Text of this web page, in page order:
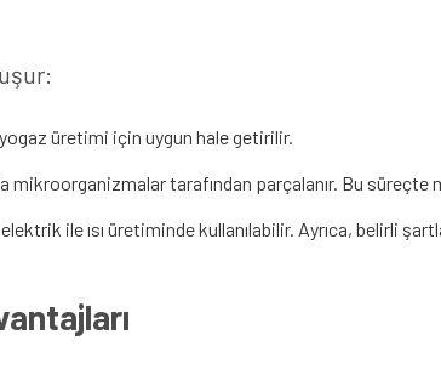
üretimi için uygun hale getirilir.
mikroorganizmalar tarafından parçalanır. Bu süreçte
ile ısı üretiminde kullanılabilir. Ayrıca, belirli